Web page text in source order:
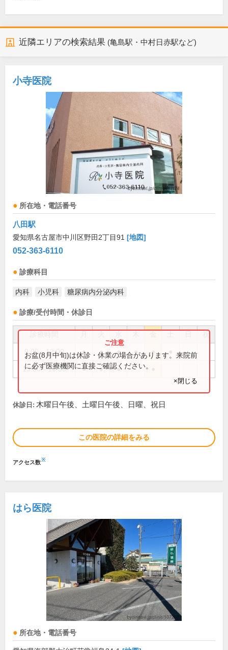
近隣エリアの検索結果 (亀島駅・中村日赤駅など)
小寺医院
所在地・電話番号
八田駅
愛知県名古屋市中川区野田2丁目91 [地図]
052-363-6110
診療科目
内科 小児科 糖尿病内分泌内科
診療/受付時間・休診日
祝
9:00～12:00 ● ● ● ● ●
13:30～16:30 ● ● ●
お盆(8月中旬)は休診・休業の場合があります。来院前
に必ず医療機関に直接ご確認ください。
×閉じる
休診日: 木曜日午後、土曜日午後、日曜、祝日
この医院の詳細をみる
アクセス数※
はら医院
所在地・電話番号